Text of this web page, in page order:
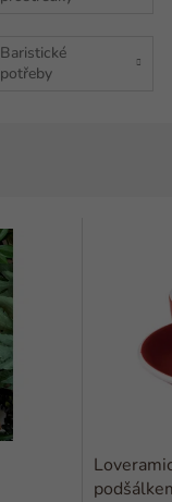
Baristické
potřeby